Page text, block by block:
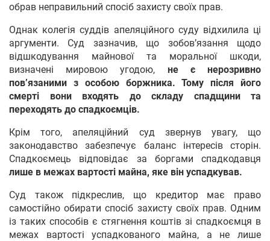
обрав неправильний спосіб захисту своїх прав.
Однак колегія суддів апеляційного суду відхилила ці
аргументи. Суд зазначив, що зобов’язання щодо
відшкодування майнової та моральної шкоди,
визначені мировою угодою, не є нерозривно
пов’язаними з особою боржника. Тому після його
смерті вони входять до складу спадщини та
переходять до спадкоємців.
Крім того, апеляційний суд звернув увагу, що
законодавство забезпечує баланс інтересів сторін.
Спадкоємець відповідає за боргами спадкодавця
лише в межах вартості майна, яке він успадкував.
Суд також підкреслив, що кредитор має право
самостійно обирати спосіб захисту своїх прав. Одним
із таких способів є стягнення коштів зі спадкоємця в
межах вартості успадкованого майна, а не лише